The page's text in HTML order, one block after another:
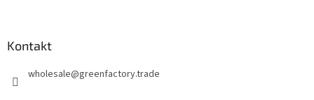
Kontakt
wholesale@greenfactory.trade